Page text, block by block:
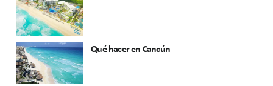
Qué hacer en Cancún